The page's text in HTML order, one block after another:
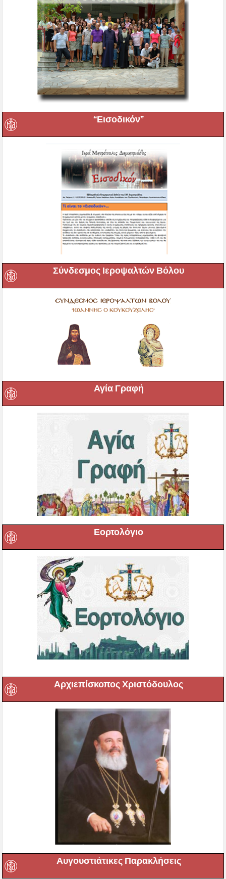
“Εισοδικόν”
Σύνδεσμος Ιεροψαλτών Βόλου
Αγία Γραφή
Εορτολόγιο
Αρχιεπίσκοπος Χριστόδουλος
Αυγουστιάτικες Παρακλήσεις